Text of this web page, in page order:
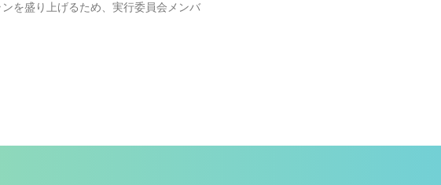
を盛り上げるため、実行委員会メンバ